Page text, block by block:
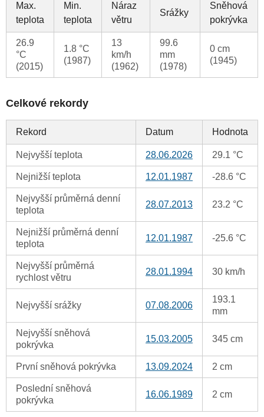
Max.
teplota
Min.
teplota
Náraz
větru
Srážky
Sněhová
pokrývka
26.9
°C
(2015)
1.8 °C
(1987)
13
km/h
(1962)
99.6
mm
(1978)
0 cm
(1945)
Celkové rekordy
Rekord Datum Hodnota
Nejvyšší teplota 28.06.2026 29.1 °C
Nejnižší teplota 12.01.1987 -28.6 °C
Nejvyšší průměrná denní
teplota
28.07.2013 23.2 °C
Nejnižší průměrná denní
teplota
12.01.1987 -25.6 °C
Nejvyšší průměrná
rychlost větru
28.01.1994 30 km/h
Nejvyšší srážky 07.08.2006
193.1
mm
Nejvyšší sněhová
pokrývka
15.03.2005 345 cm
První sněhová pokrývka 13.09.2024 2 cm
Poslední sněhová
pokrývka
16.06.1989 2 cm